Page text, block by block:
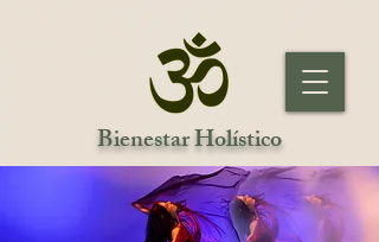
Bienestar Holístico